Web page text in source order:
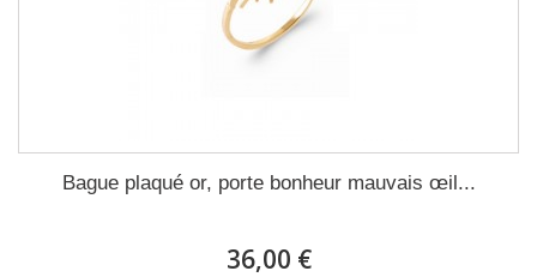
Bague plaqué or, porte bonheur mauvais œil...
36,00 €